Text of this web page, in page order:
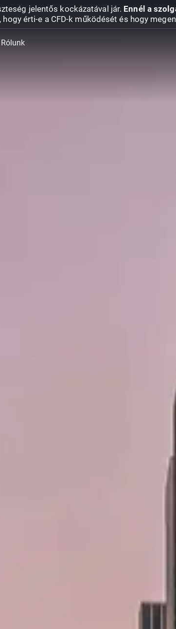
jelentős kockázatával jár. Ennél a
hogy érti-e a CFD-k működését és hogy
Rólunk